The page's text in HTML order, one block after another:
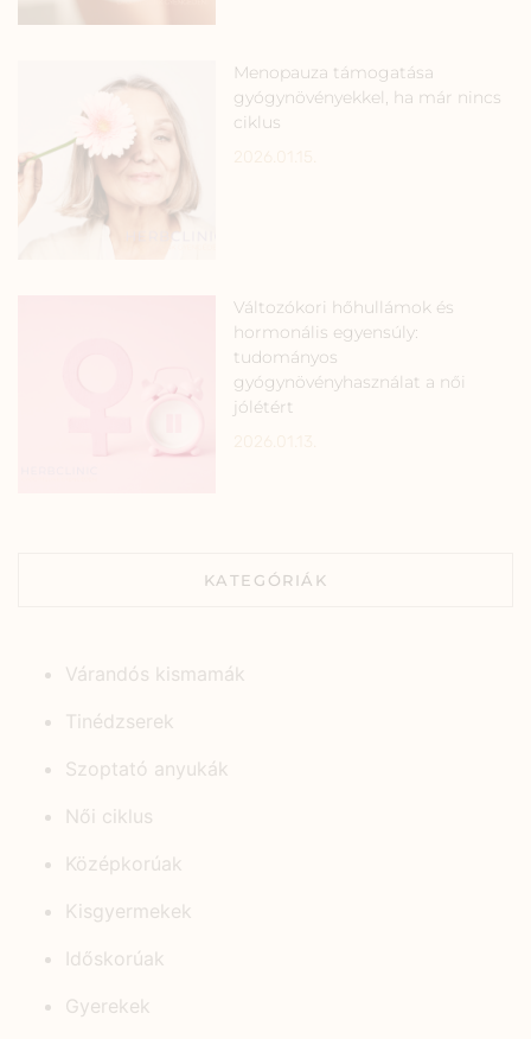
Menopauza támogatása
gyógynövényekkel, ha már nincs
ciklus
Változókori hőhullámok és
hormonális egyensúly:
tudományos
gyógynövényhasználat a női
jólétért
KATEGÓRIÁK
Várandós kismamák
Tinédzserek
Szoptató anyukák
Női ciklus
Középkorúak
Kisgyermekek
Időskorúak
Gyerekek